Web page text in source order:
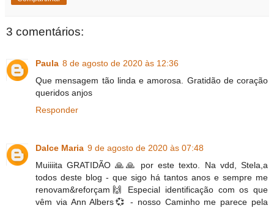
3 comentários:
Paula 8 de agosto de 2020 às 12:36
Que mensagem tão linda e amorosa. Gratidão de coração
queridos anjos
Responder
Dalce Maria 9 de agosto de 2020 às 07:48
Muiiiita GRATIDÃO 🙏🙏 por este texto. Na vdd, Stela,a
todos deste blog - que sigo há tantos anos e sempre me
renovam&reforçam🙌 Especial identificação com os que
vêm via Ann Albers💞 - nosso Caminho me parece pela